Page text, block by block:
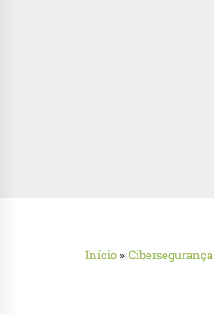
Início » Cibersegurança